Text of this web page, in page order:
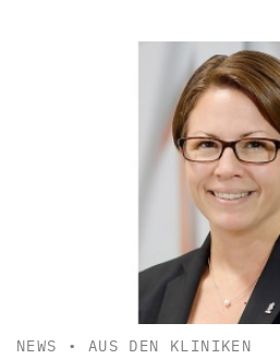
NEWS • AUS DEN KLINIKEN